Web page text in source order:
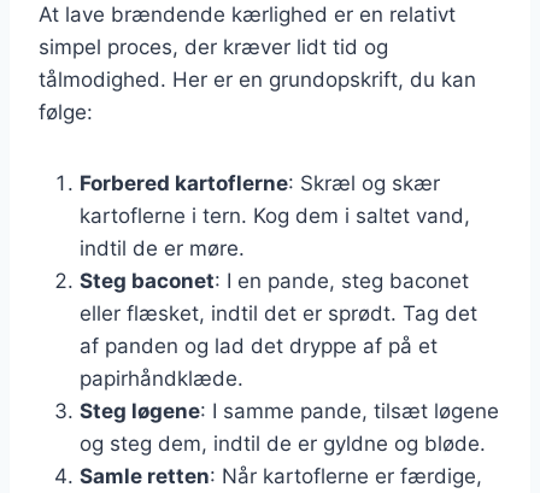
At lave brændende kærlighed er en relativt
simpel proces, der kræver lidt tid og
tålmodighed. Her er en grundopskrift, du kan
følge:
Forbered kartoflerne: Skræl og skær
kartoflerne i tern. Kog dem i saltet vand,
indtil de er møre.
Steg baconet: I en pande, steg baconet
eller flæsket, indtil det er sprødt. Tag det
af panden og lad det dryppe af på et
papirhåndklæde.
Steg løgene: I samme pande, tilsæt løgene
og steg dem, indtil de er gyldne og bløde.
Samle retten: Når kartoflerne er færdige,